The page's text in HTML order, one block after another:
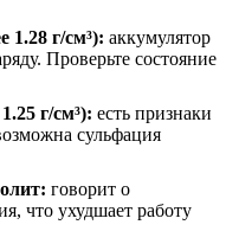
1.28 г/см³): аккумулятор
Проверьте состояние
г/см³): есть признаки
сульфация
говорит о
что ухудшает работу